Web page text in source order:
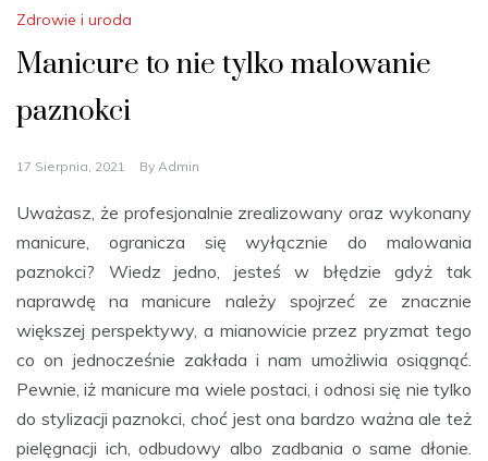
Zdrowie i uroda
Manicure to nie tylko malowanie
paznokci
17 Sierpnia, 2021 By Admin
Uważasz, że profesjonalnie zrealizowany oraz wykonany
manicure, ogranicza się wyłącznie do malowania
paznokci? Wiedz jedno, jesteś w błędzie gdyż tak
naprawdę na manicure należy spojrzeć ze znacznie
większej perspektywy, a mianowicie przez pryzmat tego
co on jednocześnie zakłada i nam umożliwia osiągnąć.
Pewnie, iż manicure ma wiele postaci, i odnosi się nie tylko
do stylizacji paznokci, choć jest ona bardzo ważna ale też
pielęgnacji ich, odbudowy albo zadbania o same dłonie.